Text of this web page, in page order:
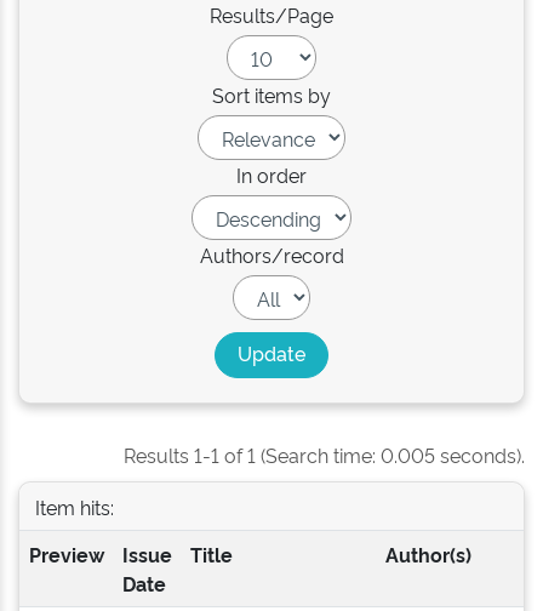
Results/Page
Sort items by
In order
Authors/record
Results 1-1 of 1 (Search time: 0.005 seconds).
Item hits:
Preview
Issue
Date
Title Author(s)